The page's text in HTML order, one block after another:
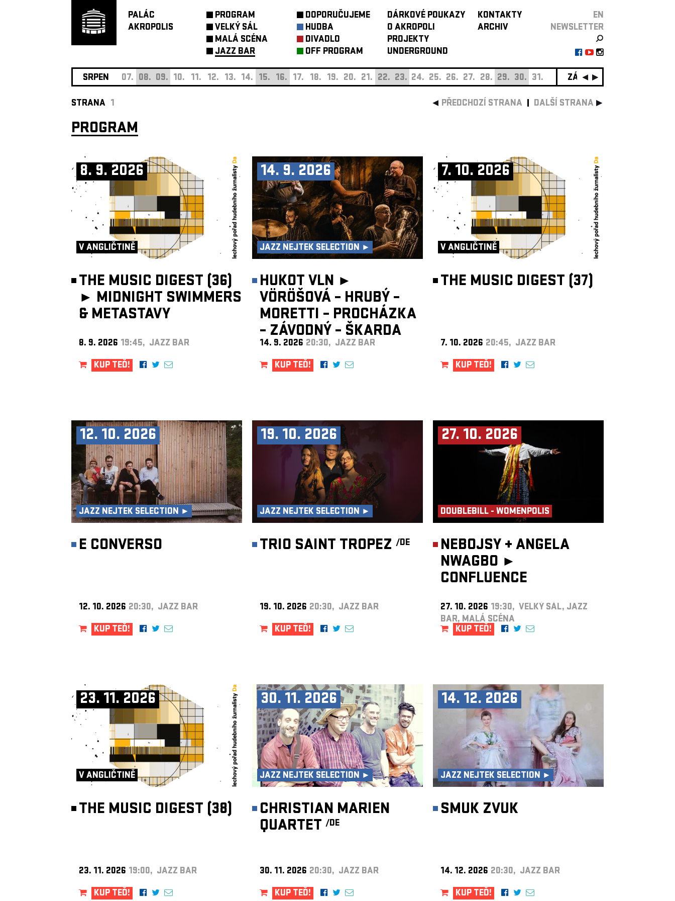
PALÁC
AKROPOLIS
PROGRAM
VELKÝ SÁL
MALÁ SCÉNA
JAZZ BAR
DOPORUČUJEME
HUDBA
DIVADLO
OFF PROGRAM
DÁRKOVÉ POUKAZY
O AKROPOLI
PROJEKTY
UNDERGROUND
KONTAKTY
ARCHIV
EN
NEWSLETTER
SRPEN 07. 08. 09. 10. 11. 12. 13. 14. 15. 16. 17. 18. 19. 20. 21. 22. 23. 24. 25. 26. 27. 28. 29. 30. 31. ZÁŘÍ
STRANA 1 PŘEDCHOZÍ STRANA DALŠÍ STRANA
PROGRAM
8. 9. 2026
V ANGLIČTINĚ
THE MUSIC DIGEST (36)
► MIDNIGHT SWIMMERS
& METASTAVY
8. 9. 2026 19:45, JAZZ BAR
KUP TEĎ!
14. 9. 2026
JAZZ NEJTEK SELECTION ►
HUKOT VLN ►
VÖRÖŠOVÁ – HRUBÝ –
MORETTI – PROCHÁZKA
– ZÁVODNÝ – ŠKARDA
14. 9. 2026 20:30, JAZZ BAR
KUP TEĎ!
7. 10. 2026
V ANGLIČTINĚ
THE MUSIC DIGEST (37)
7. 10. 2026 20:45, JAZZ BAR
KUP TEĎ!
12. 10. 2026
JAZZ NEJTEK SELECTION ►
E CONVERSO
12. 10. 2026 20:30, JAZZ BAR
KUP TEĎ!
19. 10. 2026
JAZZ NEJTEK SELECTION ►
TRIO SAINT TROPEZ /DE
19. 10. 2026 20:30, JAZZ BAR
KUP TEĎ!
27. 10. 2026
DOUBLEBILL - WOMENPOLIS
NEBOJSY + ANGELA
NWAGBO ►
CONFLUENCE
27. 10. 2026 19:30, VELKÝ SÁL, JAZZ
BAR, MALÁ SCÉNA
KUP TEĎ!
23. 11. 2026
V ANGLIČTINĚ
THE MUSIC DIGEST (38)
23. 11. 2026 19:00, JAZZ BAR
KUP TEĎ!
30. 11. 2026
JAZZ NEJTEK SELECTION ►
CHRISTIAN MARIEN
QUARTET /DE
30. 11. 2026 20:30, JAZZ BAR
KUP TEĎ!
14. 12. 2026
JAZZ NEJTEK SELECTION ►
SMUK ZVUK
14. 12. 2026 20:30, JAZZ BAR
KUP TEĎ!